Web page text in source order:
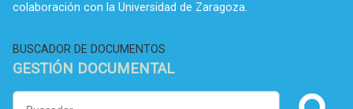
colaboración con la Universidad de Zaragoza.
BUSCADOR DE DOCUMENTOS
GESTIÓN DOCUMENTAL